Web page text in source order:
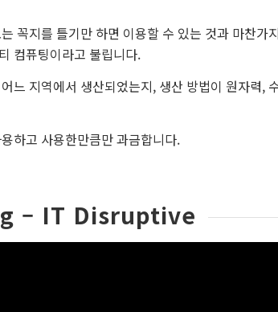
꼭지를 틀기만 하면 이용할 수 있는 것과 마찬가
컴퓨팅이라고 불립니다.
느 지역에서 생산되었는지, 생산 방법이 원자력,
하고 사용한만큼만 과금합니다.
– IT Disruptive